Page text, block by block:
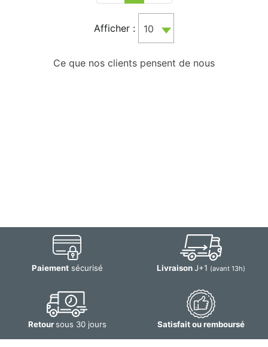
Afficher : 10
Ce que nos clients pensent de nous
Paiementsécurisé LivraisonJ+1 (avant 13h)
Retoursous 30 jours Satisfait ou remboursé